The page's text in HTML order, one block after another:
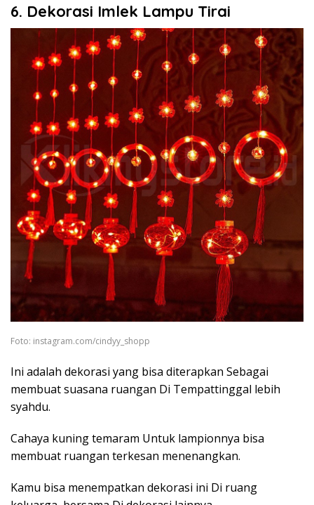
6. Dekorasi Imlek Lampu Tirai
Foto: instagram.com/cindyy_shopp
Ini adalah dekorasi yang bisa diterapkan Sebagai
membuat suasana ruangan Di Tempattinggal lebih
syahdu.
Cahaya kuning temaram Untuk lampionnya bisa
membuat ruangan terkesan menenangkan.
Kamu bisa menempatkan dekorasi ini Di ruang